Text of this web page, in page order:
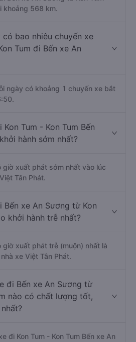
khoảng 568 km.
có bao nhiêu chuyến xe
Tum đi Bến xe An
ngày có khoảng 1 chuyến xe bắt
Tum - Kon Tum Bến
hành sớm nhất?
giờ xuất phát sớm nhất vào lúc
Tân Phát.
Bến xe An Sương từ Kon
khởi hành trễ nhất?
giờ xuất phát trễ (muộn) nhất là
xe Việt Tân Phát.
đi Bến xe An Sương từ
nào có chất lượng tốt,
đi Kon Tum - Kon Tum Bến xe An